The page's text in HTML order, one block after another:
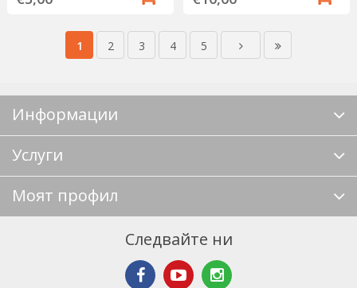
1 2 3 4 5
Информации
Услуги
Моят профил
Следвайте ни